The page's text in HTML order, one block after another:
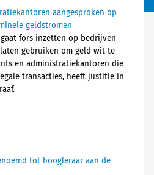
aangesproken op
geldstromen
fors inzetten op bedrijven
gebruiken om geld wit te
en administratiekantoren die
transacties, heeft justitie in
tot hoogleraar aan de